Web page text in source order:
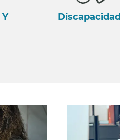
Discapacidad